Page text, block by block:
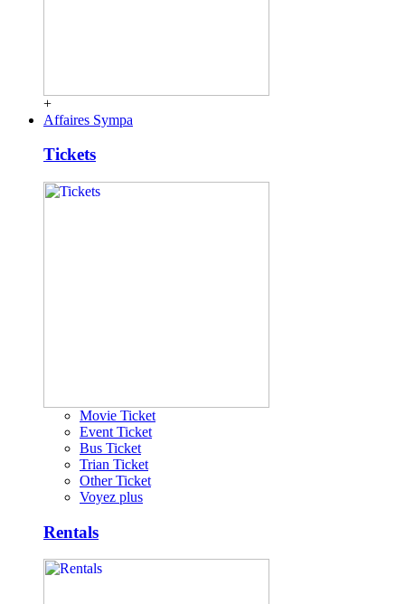
+
Affaires Sympa
Tickets
Movie Ticket
Event Ticket
Bus Ticket
Trian Ticket
Other Ticket
Voyez plus
Rentals